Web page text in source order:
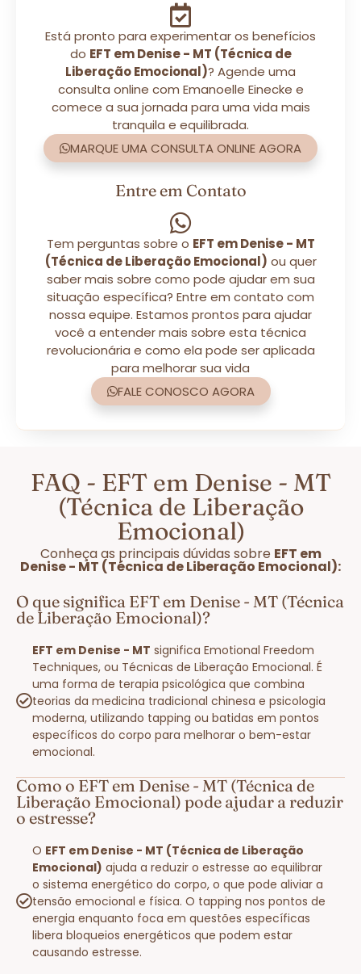
Está pronto para experimentar os benefícios
do EFT em Denise - MT (Técnica de
Liberação Emocional)? Agende uma
consulta online com Emanoelle Einecke e
comece a sua jornada para uma vida mais
tranquila e equilibrada.
MARQUE UMA CONSULTA ONLINE AGORA
Entre em Contato
Tem perguntas sobre o EFT em Denise - MT
(Técnica de Liberação Emocional) ou quer
saber mais sobre como pode ajudar em sua
situação específica? Entre em contato com
nossa equipe. Estamos prontos para ajudar
você a entender mais sobre esta técnica
revolucionária e como ela pode ser aplicada
para melhorar sua vida
FALE CONOSCO AGORA
FAQ - EFT em Denise - MT
(Técnica de Liberação
Emocional)
Conheça as principais dúvidas sobre EFT em
Denise - MT (Técnica de Liberação Emocional):
O que significa EFT em Denise - MT (Técnica
de Liberação Emocional)?
EFT em Denise - MT significa Emotional Freedom
Techniques, ou Técnicas de Liberação Emocional. É
uma forma de terapia psicológica que combina
teorias da medicina tradicional chinesa e psicologia
moderna, utilizando tapping ou batidas em pontos
específicos do corpo para melhorar o bem-estar
emocional.
Como o EFT em Denise - MT (Técnica de
Liberação Emocional) pode ajudar a reduzir
o estresse?
O EFT em Denise - MT (Técnica de Liberação
Emocional) ajuda a reduzir o estresse ao equilibrar
o sistema energético do corpo, o que pode aliviar a
tensão emocional e física. O tapping nos pontos de
energia enquanto foca em questões específicas
libera bloqueios energéticos que podem estar
causando estresse.